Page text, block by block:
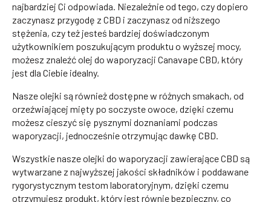
najbardziej Ci odpowiada. Niezależnie od tego, czy dopiero
zaczynasz przygodę z CBD i zaczynasz od niższego
stężenia, czy też jesteś bardziej doświadczonym
użytkownikiem poszukującym produktu o wyższej mocy,
możesz znaleźć olej do waporyzacji Canavape CBD, który
jest dla Ciebie idealny.
Nasze olejki są również dostępne w różnych smakach, od
orzeźwiającej mięty po soczyste owoce, dzięki czemu
możesz cieszyć się pysznymi doznaniami podczas
waporyzacji, jednocześnie otrzymując dawkę CBD.
Wszystkie nasze olejki do waporyzacji zawierające CBD są
wytwarzane z najwyższej jakości składników i poddawane
rygorystycznym testom laboratoryjnym, dzięki czemu
otrzymujesz produkt, który jest równie bezpieczny, co